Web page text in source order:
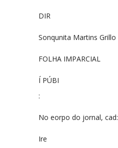
DIR
Sonqunita Martins Grillo
FOLHA IMPARCIAL
Í PÚBI
:
No eorpo do jornal, cad:
Ire